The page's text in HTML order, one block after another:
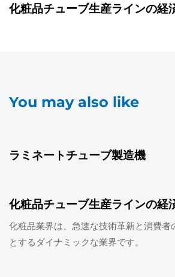
化粧品チューブ生産ラインの経
You may also like
ラミネートチューブ製造機
化粧品チューブ生産ラインの経
化粧品業界は、急速な技術革新と消費者
とするダイナミックな業界です。